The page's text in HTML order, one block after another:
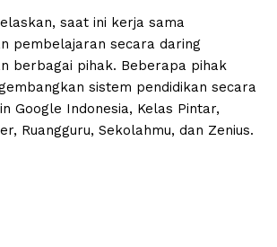
saat ini kerja sama
pembelajaran secara daring
berbagai pihak. Beberapa pihak
sistem pendidikan secara
Google Indonesia, Kelas Pintar,
Ruangguru, Sekolahmu, dan Zenius.